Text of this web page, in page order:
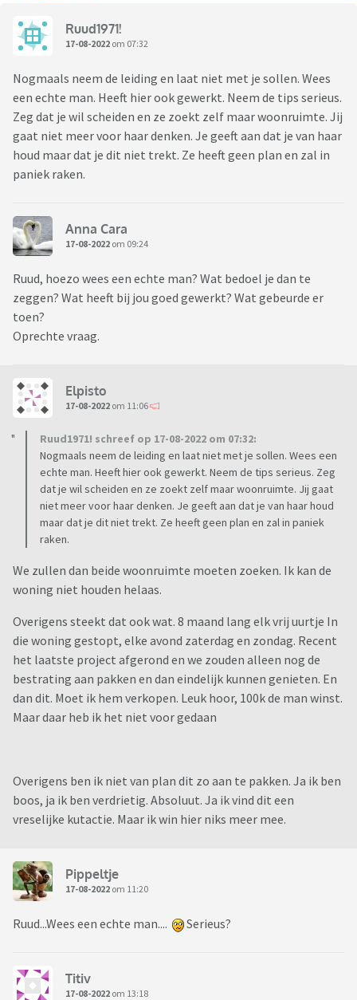
Ruud1971!
17-08-2022 om 07:32
Nogmaals neem de leiding en laat niet met je sollen. Wees
een echte man. Heeft hier ook gewerkt. Neem de tips serieus.
Zeg dat je wil scheiden en ze zoekt zelf maar woonruimte. Jij
gaat niet meer voor haar denken. Je geeft aan dat je van haar
houd maar dat je dit niet trekt. Ze heeft geen plan en zal in
paniek raken.
Anna Cara
17-08-2022 om 09:24
Ruud, hoezo wees een echte man? Wat bedoel je dan te
zeggen? Wat heeft bij jou goed gewerkt? Wat gebeurde er
toen?
Oprechte vraag.
Elpisto
17-08-2022 om 11:06
Ruud1971! schreef op 17-08-2022 om 07:32:
Nogmaals neem de leiding en laat niet met je sollen. Wees een
echte man. Heeft hier ook gewerkt. Neem de tips serieus. Zeg
dat je wil scheiden en ze zoekt zelf maar woonruimte. Jij gaat
niet meer voor haar denken. Je geeft aan dat je van haar houd
maar dat je dit niet trekt. Ze heeft geen plan en zal in paniek
raken.
We zullen dan beide woonruimte moeten zoeken. Ik kan de
woning niet houden helaas.
Overigens steekt dat ook wat. 8 maand lang elk vrij uurtje In
die woning gestopt, elke avond zaterdag en zondag. Recent
het laatste project afgerond en we zouden alleen nog de
bestrating aan pakken en dan eindelijk kunnen genieten. En
dan dit. Moet ik hem verkopen. Leuk hoor, 100k de man winst.
Maar daar heb ik het niet voor gedaan
Overigens ben ik niet van plan dit zo aan te pakken. Ja ik ben
boos, ja ik ben verdrietig. Absoluut. Ja ik vind dit een
vreselijke kutactie. Maar ik win hier niks meer mee.
Pippeltje
17-08-2022 om 11:20
Ruud...Wees een echte man.... Serieus?
Titiv
17-08-2022 om 13:18